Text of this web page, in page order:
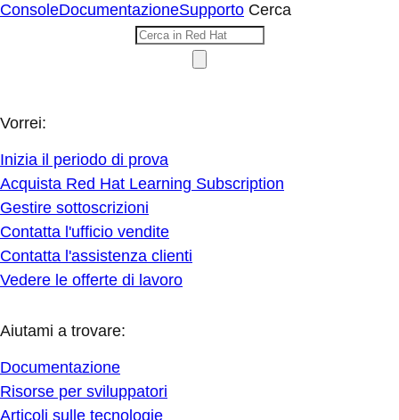
ConsoleDocumentazioneSupporto Cerca
Vorrei:
Inizia il periodo di prova
Acquista Red Hat Learning Subscription
Gestire sottoscrizioni
Contatta l'ufficio vendite
Contatta l'assistenza clienti
Vedere le offerte di lavoro
Aiutami a trovare:
Documentazione
Risorse per sviluppatori
Articoli sulle tecnologie